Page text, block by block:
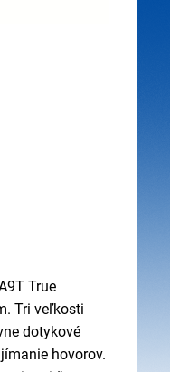
True
Tri veľkosti
dotykové
hovorov.